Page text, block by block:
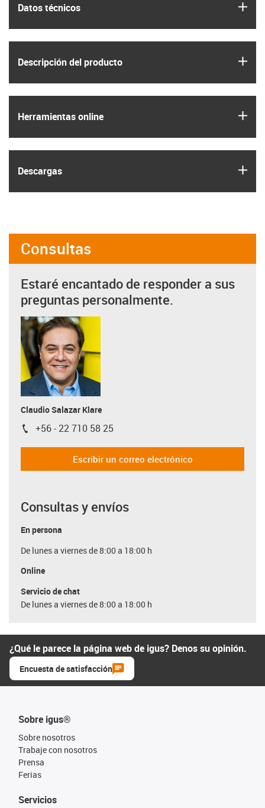
Datos técnicos
Descripción del producto
Herramientas online
Descargas
Consultas
Estaré encantado de responder a sus
preguntas personalmente.
Claudio Salazar Klare
igus-icon-phone
+56 - 22 710 58 25
Escribir un correo electrónico
Consultas y envíos
En persona
De lunes a viernes de 8:00 a 18:00 h
Online
Servicio de chat
De lunes a viernes de 8:00 a 18:00 h
¿Qué le parece la página web de igus? Denos su opinión.
Encuesta de satisfacción
Sobre igus®
Sobre nosotros
Trabaje con nosotros
Prensa
Ferias
Servicios